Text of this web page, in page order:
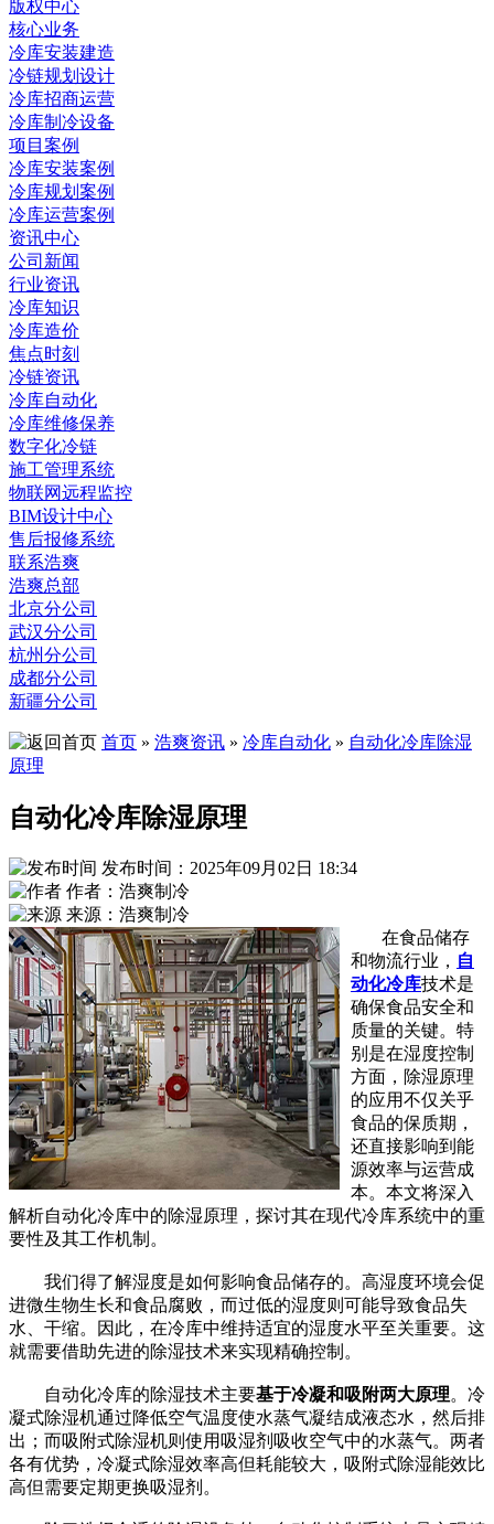
版权中心
核心业务
冷库安装建造
冷链规划设计
冷库招商运营
冷库制冷设备
项目案例
冷库安装案例
冷库规划案例
冷库运营案例
资讯中心
公司新闻
行业资讯
冷库知识
冷库造价
焦点时刻
冷链资讯
冷库自动化
冷库维修保养
数字化冷链
施工管理系统
物联网远程监控
BIM设计中心
售后报修系统
联系浩爽
浩爽总部
北京分公司
武汉分公司
杭州分公司
成都分公司
新疆分公司
首页 » 浩爽资讯 » 冷库自动化 » 自动化冷库除湿
原理
自动化冷库除湿原理
发布时间：2025年09月02日 18:34
作者：浩爽制冷
来源：浩爽制冷
在食品储存
和物流行业， 自
动化冷库技术是
确保食品安全和
质量的关键。特
别是在湿度控制
方面，除湿原理
的应用不仅关乎
食品的保质期，
还直接影响到能
源效率与运营成
本。本文将深入
解析自动化冷库中的除湿原理，探讨其在现代冷库系统中的重
要性及其工作机制。
我们得了解湿度是如何影响食品储存的。高湿度环境会促
进微生物生长和食品腐败，而过低的湿度则可能导致食品失
水、干缩。因此，在冷库中维持适宜的湿度水平至关重要。这
就需要借助先进的除湿技术来实现精确控制。
自动化冷库的除湿技术主要基于冷凝和吸附两大原理。冷
凝式除湿机通过降低空气温度使水蒸气凝结成液态水，然后排
出；而吸附式除湿机则使用吸湿剂吸收空气中的水蒸气。两者
各有优势，冷凝式除湿效率高但耗能较大，吸附式除湿能效比
高但需要定期更换吸湿剂。